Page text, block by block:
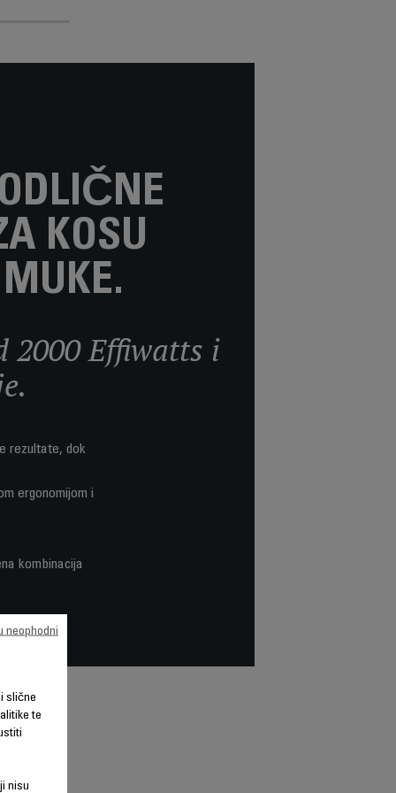
KOSU
2000 Effiwatts i
rezultate, dok
ergonomijom i
kombinacija
slične
te
nisu
neophodni